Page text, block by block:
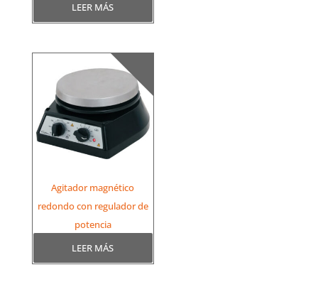
LEER MÁS
Agitador magnético
redondo con regulador de
potencia
LEER MÁS